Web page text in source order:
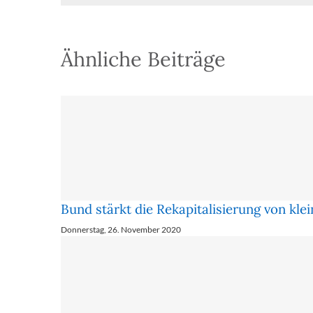
Ähnliche Beiträge
Bund stärkt die Re­ka­pi­ta­li­sie­rung von
Donnerstag, 26. November 2020